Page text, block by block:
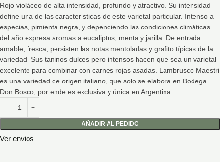
Rojo violáceo de alta intensidad, profundo y atractivo. Su intensidad
define una de las características de este varietal particular. Intenso a
especias, pimienta negra, y dependiendo las condiciones climáticas
del año expresa aromas a eucaliptus, menta y jarilla. De entrada
amable, fresca, persisten las notas mentoladas y graﬁto típicas de la
variedad. Sus taninos dulces pero intensos hacen que sea un varietal
excelente para combinar con carnes rojas asadas. Lambrusco Maestri
es una variedad de origen italiano, que solo se elabora en Bodega
Don Bosco, por ende es exclusiva y única en Argentina.
AÑADIR AL PEDIDO
Ver envios